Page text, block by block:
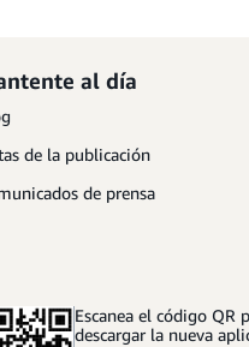
al día
de la publicación
de prensa
Escanea el código QR
descargar la nueva